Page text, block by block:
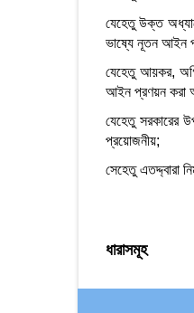
যেহেতু উক্ত
ভাষ্যে নূতন আইন
যেহেতু আয়কর,
আইন প্রণয়ন করা
যেহেতু সরকারের
প্রয়োজনীয়;
সেহেতু এতদ্দ্বারা
ধারাসমূহ